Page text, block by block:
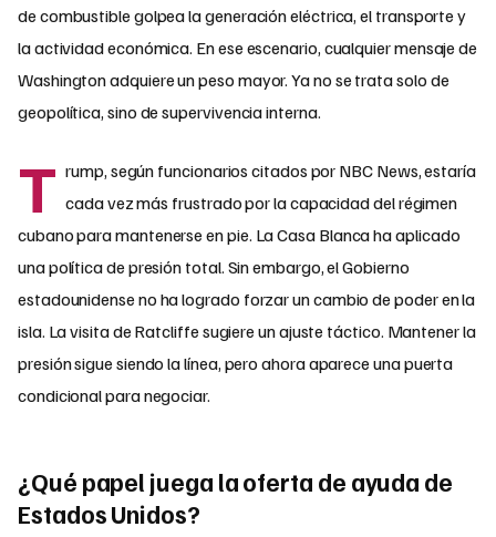
de combustible golpea la generación eléctrica, el transporte y
la actividad económica. En ese escenario, cualquier mensaje de
Washington adquiere un peso mayor. Ya no se trata solo de
geopolítica, sino de supervivencia interna.
T rump, según funcionarios citados por NBC News, estaría
cada vez más frustrado por la capacidad del régimen
cubano para mantenerse en pie. La Casa Blanca ha aplicado
una política de presión total. Sin embargo, el Gobierno
estadounidense no ha logrado forzar un cambio de poder en la
isla. La visita de Ratcliffe sugiere un ajuste táctico. Mantener la
presión sigue siendo la línea, pero ahora aparece una puerta
condicional para negociar.
¿Qué papel juega la oferta de ayuda de
Estados Unidos?